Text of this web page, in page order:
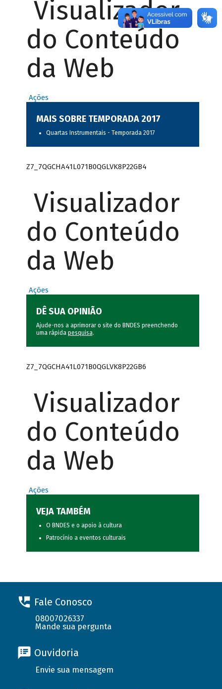
Visualizador
do Conteúdo
da Web
Ações
MAIS SOBRE TEMPORADA 2017
Quartas Instrumentais - Temporada 2017
Z7_7QGCHA41L071B0QGLVK8P22GB4
Visualizador
do Conteúdo
da Web
Ações
DÊ SUA OPINIÃO
Ajude-nos a aprimorar o site do BNDES preenchendo
uma rápida pesquisa.
Z7_7QGCHA41L071B0QGLVK8P22GB6
Visualizador
do Conteúdo
da Web
Ações
VEJA TAMBÉM
O BNDES e o apoio à cultura
Patrocínio a eventos culturais
Fale Conosco
08007026337
Mande sua pergunta
Ouvidoria
Envie sua mensagem